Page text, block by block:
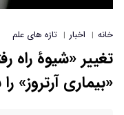
خانه | اخبار | تازه های علم
تغییر «شیوۀ راه
«بیماری آرتروز»